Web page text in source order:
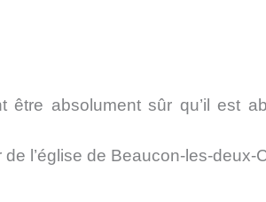
absolument sûr qu’il est
l’église de Beaucon-les-deux-